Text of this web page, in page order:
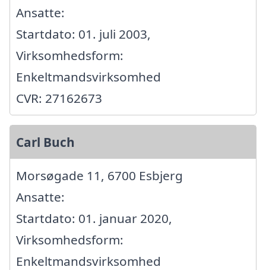
Ansatte:
Startdato: 01. juli 2003,
Virksomhedsform:
Enkeltmandsvirksomhed
CVR: 27162673
Carl Buch
Morsøgade 11, 6700 Esbjerg
Ansatte:
Startdato: 01. januar 2020,
Virksomhedsform:
Enkeltmandsvirksomhed